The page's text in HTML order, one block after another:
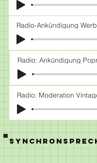
Radio-Ankündigung
Radio: Moderation